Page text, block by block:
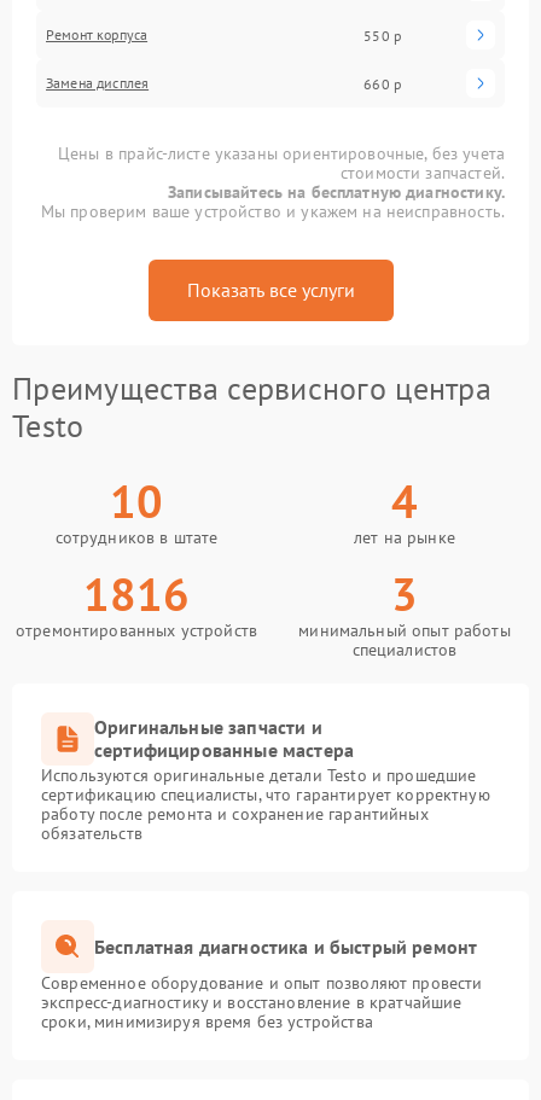
Ремонт корпуса 550 р
Замена дисплея 660 р
Цены в прайс-листе указаны ориентировочные, без учета
стоимости запчастей.
Записывайтесь на бесплатную диагностику.
Мы проверим ваше устройство и укажем на неисправность.
Показать все услуги
Преимущества сервисного центра
Testo
10
сотрудников в штате
4
лет на рынке
1816
отремонтированных устройств
3
минимальный опыт работы
специалистов
Оригинальные запчасти и
сертифицированные мастера
Используются оригинальные детали Testo и прошедшие
сертификацию специалисты, что гарантирует корректную
работу после ремонта и сохранение гарантийных
обязательств
Бесплатная диагностика и быстрый ремонт
Современное оборудование и опыт позволяют провести
экспресс-диагностику и восстановление в кратчайшие
сроки, минимизируя время без устройства